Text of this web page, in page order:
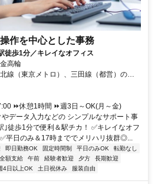
作を中心とした事務
徒歩1分／キレイなオフィス
高輪
線（東京メトロ）、三田線（都営）の白
⏩休憩1時間 ⏩週3日～OK(月～金)
データ入力などの シンプルなサポート事
｣徒歩1分で便利＆駅チカ！ ✅キレイなオフ
平日のみ＆17時まででメリハリ抜群◎...
即日勤務OK 固定時間制 平日のみOK
転勤なし
額支給 午前 経験者歓迎 夕方
長期歓迎
4日以上OK 土日祝休み 服装自由